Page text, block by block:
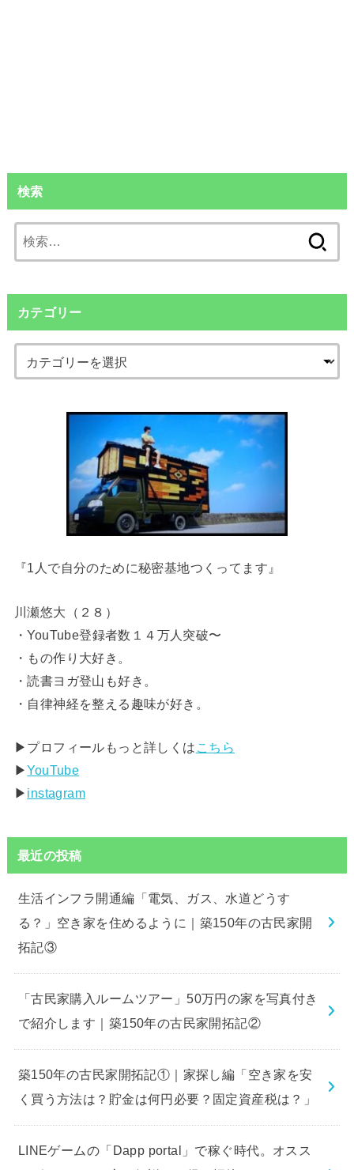
検索
索:
カテゴリー
『1人で自分のために秘密基地つくってます』
川瀬悠大（２８）
・YouTube登録者数１４万人突破〜
・もの作り大好き。
・読書ヨガ登山も好き。
・自律神経を整える趣味が好き。
▶︎プロフィールもっと詳しくは こちら
▶︎YouTube
▶︎ instagram
最近の投稿
生活インフラ開通編「電気、ガス、水道どうす
る？」空き家を住めるように｜築150年の古民家開
拓記③
「古民家購入ルームツアー」50万円の家を写真付き
で紹介します｜築150年の古民家開拓記②
築150年の古民家開拓記①｜家探し編「空き家を安
く買う方法は？貯金は何円必要？固定資産税は？」
LINEゲームの「Dapp portal」で稼ぐ時代。オスス